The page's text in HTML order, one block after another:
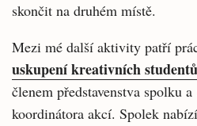
skončit na druhém místě.
Mezi mé další aktivity patří
uskupení kreativních
členem představenstva spolku
koordinátora akcí. Spolek